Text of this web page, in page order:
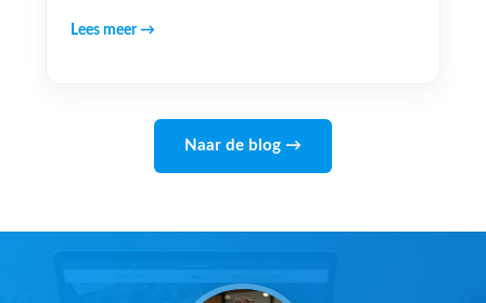
Lees meer →
Naar de blog →